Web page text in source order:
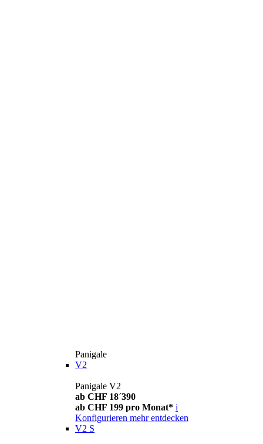
Panigale
V2
Panigale V2
ab CHF 18´390
ab CHF 199 pro Monat* i
Konfigurieren mehr entdecken
V2 S